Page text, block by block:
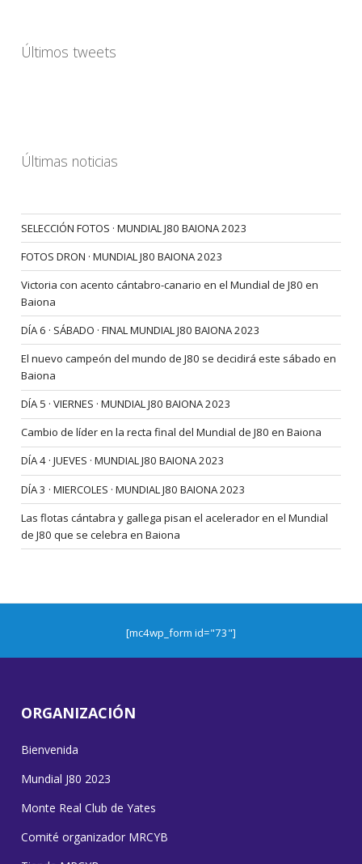
Últimos tweets
Últimas noticias
SELECCIÓN FOTOS · MUNDIAL J80 BAIONA 2023
FOTOS DRON · MUNDIAL J80 BAIONA 2023
Victoria con acento cántabro-canario en el Mundial de J80 en
Baiona
DÍA 6 · SÁBADO · FINAL MUNDIAL J80 BAIONA 2023
El nuevo campeón del mundo de J80 se decidirá este sábado en
Baiona
DÍA 5 · VIERNES · MUNDIAL J80 BAIONA 2023
Cambio de líder en la recta final del Mundial de J80 en Baiona
DÍA 4 · JUEVES · MUNDIAL J80 BAIONA 2023
DÍA 3 · MIERCOLES · MUNDIAL J80 BAIONA 2023
Las flotas cántabra y gallega pisan el acelerador en el Mundial
de J80 que se celebra en Baiona
[mc4wp_form id="73"]
ORGANIZACIÓN
Bienvenida
Mundial J80 2023
Monte Real Club de Yates
Comité organizador MRCYB